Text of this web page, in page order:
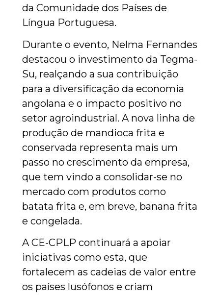
da Comunidade dos Países de
Língua Portuguesa.
Durante o evento, Nelma Fernandes
destacou o investimento da Tegma-
Su, realçando a sua contribuição
para a diversificação da economia
angolana e o impacto positivo no
setor agroindustrial. A nova linha de
produção de mandioca frita e
conservada representa mais um
passo no crescimento da empresa,
que tem vindo a consolidar-se no
mercado com produtos como
batata frita e, em breve, banana frita
e congelada.
A CE-CPLP continuará a apoiar
iniciativas como esta, que
fortalecem as cadeias de valor entre
os países lusófonos e criam